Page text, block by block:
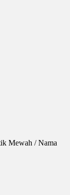
Mewah / Nama